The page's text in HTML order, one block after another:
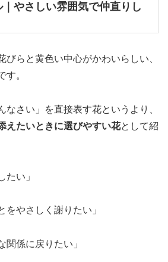
やさしい雰囲気で仲直りし
びらと黄色い中心がかわいらしい、
す。
なさい」を直接表す花というより、
えたいときに選びやすい花として紹
たい」
をやさしく謝りたい」
関係に戻りたい」